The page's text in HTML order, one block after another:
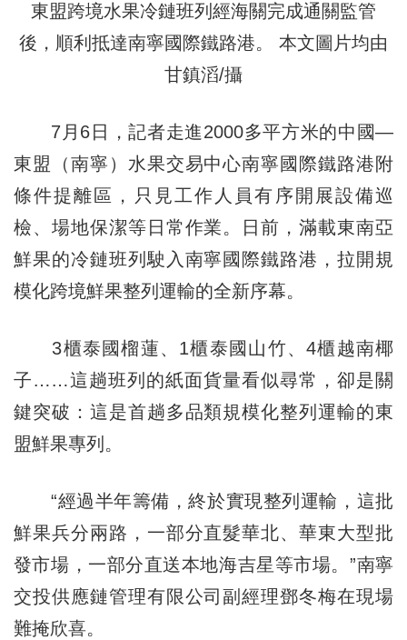
東盟跨境水果冷鏈班列經海關完成通關監管
後，順利抵達南寧國際鐵路港。 本文圖片均由
甘鎮滔/攝
7月6日，記者走進2000多平方米的中國—
東盟（南寧）水果交易中心南寧國際鐵路港附
條件提離區，只見工作人員有序開展設備巡
檢、場地保潔等日常作業。日前，滿載東南亞
鮮果的冷鏈班列駛入南寧國際鐵路港，拉開規
模化跨境鮮果整列運輸的全新序幕。
3櫃泰國榴蓮、1櫃泰國山竹、4櫃越南椰
子……這趟班列的紙面貨量看似尋常，卻是關
鍵突破：這是首趟多品類規模化整列運輸的東
盟鮮果專列。
“經過半年籌備，終於實現整列運輸，這批
鮮果兵分兩路，一部分直髮華北、華東大型批
發市場，一部分直送本地海吉星等市場。”南寧
交投供應鏈管理有限公司副經理鄧冬梅在現場
難掩欣喜。